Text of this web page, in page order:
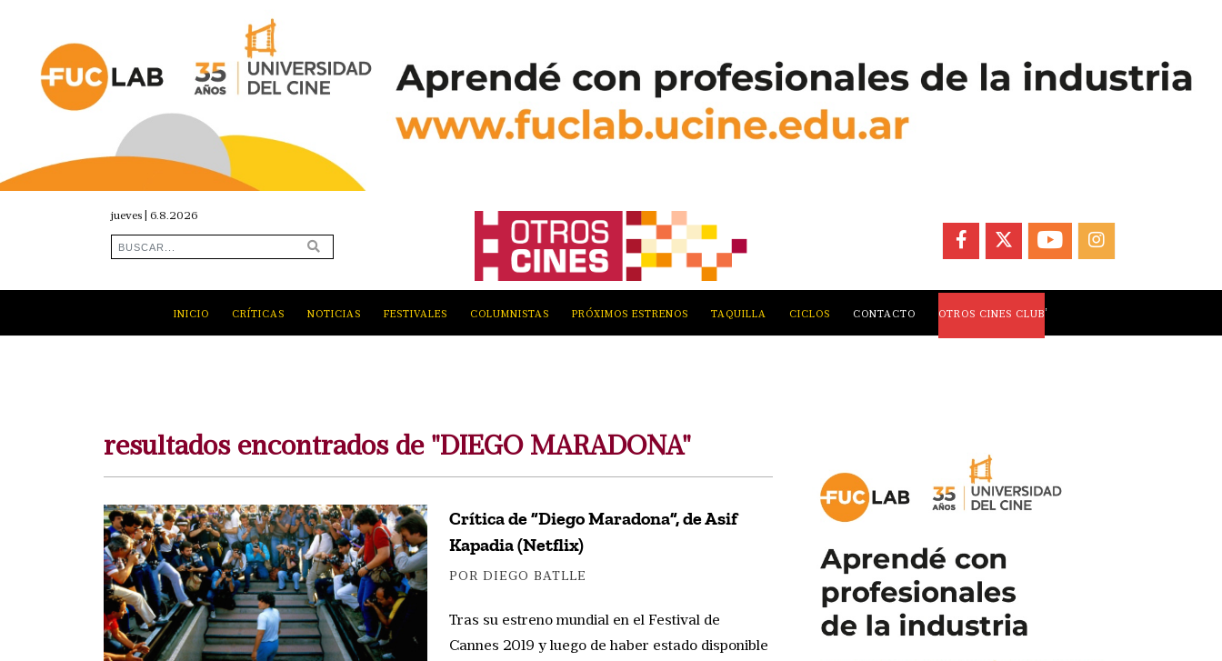
jueves | 6.8.2026
FACEBOOKYOUTUBEINSTAGRAM
INICIO CRÍTICAS NOTICIAS FESTIVALES COLUMNISTAS PRÓXIMOS ESTRENOS TAQUILLA CICLOS CONTACTO OTROS CINES CLUB
resultados encontrados de "DIEGO MARADONA"
Crítica de ”Diego Maradona”, de Asif
Kapadia (Netflix)
POR DIEGO BATLLE
Tras su estreno mundial en el Festival de
Cannes 2019 y luego de haber estado disponible